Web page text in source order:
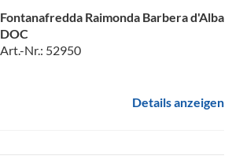
Fontanafredda Raimonda Barbera d'Alba
DOC
Art.-Nr.: 52950
Details anzeigen